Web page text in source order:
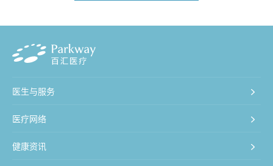
医生与服务
医疗网络
健康资讯